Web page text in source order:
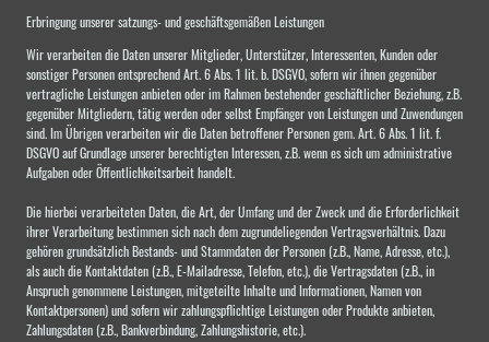
Erbringung unserer satzungs- und geschäftsgemäßen Leistungen
Wir verarbeiten die Daten unserer Mitglieder, Unterstützer, Interessenten, Kunden oder
sonstiger Personen entsprechend Art. 6 Abs. 1 lit. b. DSGVO, sofern wir ihnen gegenüber
vertragliche Leistungen anbieten oder im Rahmen bestehender geschäftlicher Beziehung, z.B.
gegenüber Mitgliedern, tätig werden oder selbst Empfänger von Leistungen und Zuwendungen
sind. Im Übrigen verarbeiten wir die Daten betroffener Personen gem. Art. 6 Abs. 1 lit. f.
DSGVO auf Grundlage unserer berechtigten Interessen, z.B. wenn es sich um administrative
Aufgaben oder Öffentlichkeitsarbeit handelt.
Die hierbei verarbeiteten Daten, die Art, der Umfang und der Zweck und die Erforderlichkeit
ihrer Verarbeitung bestimmen sich nach dem zugrundeliegenden Vertragsverhältnis. Dazu
gehören grundsätzlich Bestands- und Stammdaten der Personen (z.B., Name, Adresse, etc.),
als auch die Kontaktdaten (z.B., E-Mailadresse, Telefon, etc.), die Vertragsdaten (z.B., in
Anspruch genommene Leistungen, mitgeteilte Inhalte und Informationen, Namen von
Kontaktpersonen) und sofern wir zahlungspflichtige Leistungen oder Produkte anbieten,
Zahlungsdaten (z.B., Bankverbindung, Zahlungshistorie, etc.).